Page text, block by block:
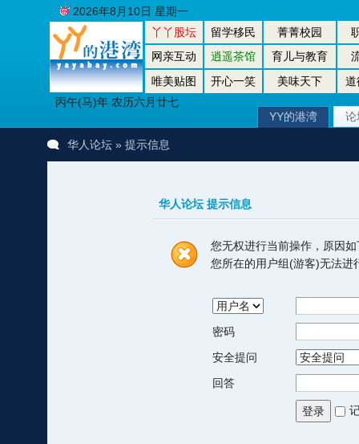
丫丫股坛 留学移民 菁菁校园
网亲互动
逍遥茶馆 育儿与教育
唯美贴图
开心一笑 美味天下
道
丙午(马)年 农历六月廿七
2026年8月10日 星期一
YY的港湾 论
华人论坛» 提示信息
华人论坛 提示信息
您无权进行当前操作，原因如
您所在的用户组(游客)无法进
密码
安全提问
回答
登录